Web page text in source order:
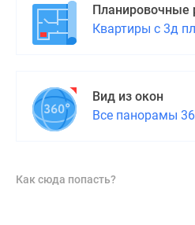
Планировочные
Квартиры с 3д
Вид из окон
Все панорамы
Как сюда попасть?